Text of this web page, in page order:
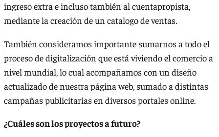
ingreso extra e incluso también al cuentapropista,
mediante la creación de un catalogo de ventas.
También consideramos importante sumarnos a todo el
proceso de digitalización que está viviendo el comercio a
nivel mundial, lo cual acompañamos con un diseño
actualizado de nuestra página web, sumado a distintas
campañas publicitarias en diversos portales online.
¿Cuáles son los proyectos a futuro?